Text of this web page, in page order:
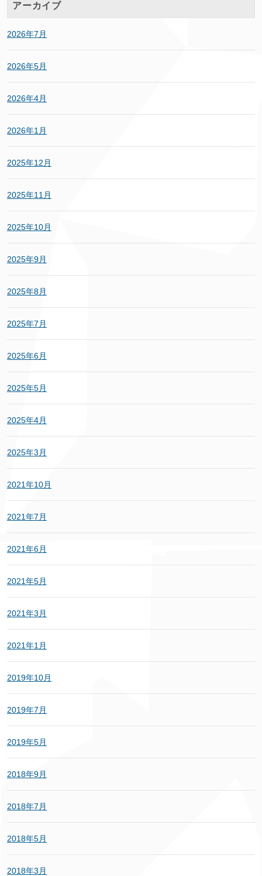
アーカイブ
2026年7月
2026年5月
2026年4月
2026年1月
2025年12月
2025年11月
2025年10月
2025年9月
2025年8月
2025年7月
2025年6月
2025年5月
2025年4月
2025年3月
2021年10月
2021年7月
2021年6月
2021年5月
2021年3月
2021年1月
2019年10月
2019年7月
2019年5月
2018年9月
2018年7月
2018年5月
2018年3月